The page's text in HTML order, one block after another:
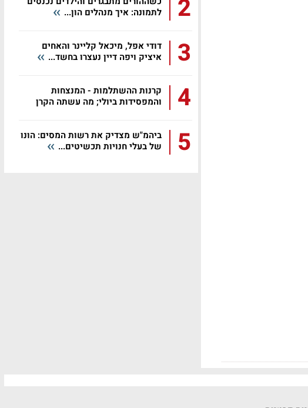
2
לתמונה: איך מנהלים הון...
3
דודי אפל, מיכאל קליינר והאחים
איציק ויפה דיין נעצרו בחשד...
4
קרנות ההשתלמות - המנצחות
והמפסידות ביולי; מה עשתה הקרן
5
ביהמ"ש מצדיק את רשות המסים: הונו
של בעלי חנויות תכשיטים...